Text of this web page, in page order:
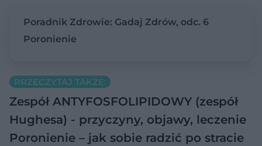
Poradnik Zdrowie: Gadaj Zdrów, odc. 6
Poronienie
PRZECZYTAJ TAKŻE:
Zespół ANTYFOSFOLIPIDOWY (zespół
Hughesa) - przyczyny, objawy, leczenie
Poronienie – jak sobie radzić po stracie